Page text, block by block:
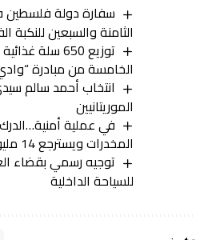
سفارة دولة فلسطين
الثامنة والسبعين للنكبة
توزيع 650
الخامسة من مبادرة
انتخاب أحمد سالم
الموريتانيين
المخدرات ويسترجع 14 مليونا
توجيه رسمي بقضاء
للسياحة الداخلية